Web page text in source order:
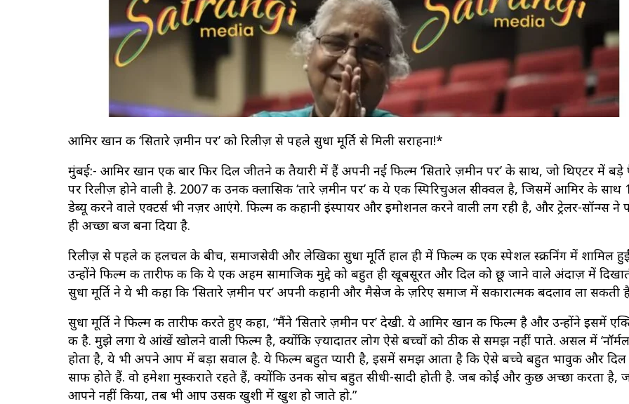
आमिर खान की ‘सितारे ज़मीन पर’ को रिलीज़ से पहले सुधा मूर्ति से मिली सराहना!*
मुंबई:- आमिर खान एक बार फिर दिल जीतने की तैयारी में हैं अपनी नई फिल्म ‘सितारे ज़मीन पर’ के साथ, जो थिएटर में बड़े
पर रिलीज़ होने वाली है. 2007 की उनकी क्लासिक ‘तारे ज़मीन पर’ की ये एक स्पिरिचुअल सीक्वल है, जिसमें आमिर के साथ
डेब्यू करने वाले एक्टर्स भी नज़र आएंगे. फिल्म की कहानी इंस्पायर और इमोशनल करने वाली लग रही है, और ट्रेलर-सॉन्ग्स ने
ही अच्छा बज बना दिया है.
रिलीज़ से पहले की हलचल के बीच, समाजसेवी और लेखिका सुधा मूर्ति हाल ही में फिल्म की एक स्पेशल स्क्रीनिंग में शामिल
उन्होंने फिल्म की तारीफ की कि ये एक अहम सामाजिक मुद्दे को बहुत ही खूबसूरत और दिल को छू जाने वाले अंदाज़ में
सुधा मूर्ति ने ये भी कहा कि ‘सितारे ज़मीन पर’ अपनी कहानी और मैसेज के ज़रिए समाज में सकारात्मक बदलाव ला सकती
सुधा मूर्ति ने फिल्म की तारीफ करते हुए कहा, “मैंने ‘सितारे ज़मीन पर’ देखी. ये आमिर खान की फिल्म है और उन्होंने इसमें
की है. मुझे लगा ये आंखें खोलने वाली फिल्म है, क्योंकि ज़्यादातर लोग ऐसे बच्चों को ठीक से समझ नहीं पाते. असल में
होता है, ये भी अपने आप में बड़ा सवाल है. ये फिल्म बहुत प्यारी है, इसमें समझ आता है कि ऐसे बच्चे बहुत भावुक और
साफ होते हैं. वो हमेशा मुस्कराते रहते हैं, क्योंकि उनकी सोच बहुत सीधी-सादी होती है. जब कोई और कुछ अच्छा करता है,
आपने नहीं किया, तब भी आप उसकी खुशी में खुश हो जाते हो.”